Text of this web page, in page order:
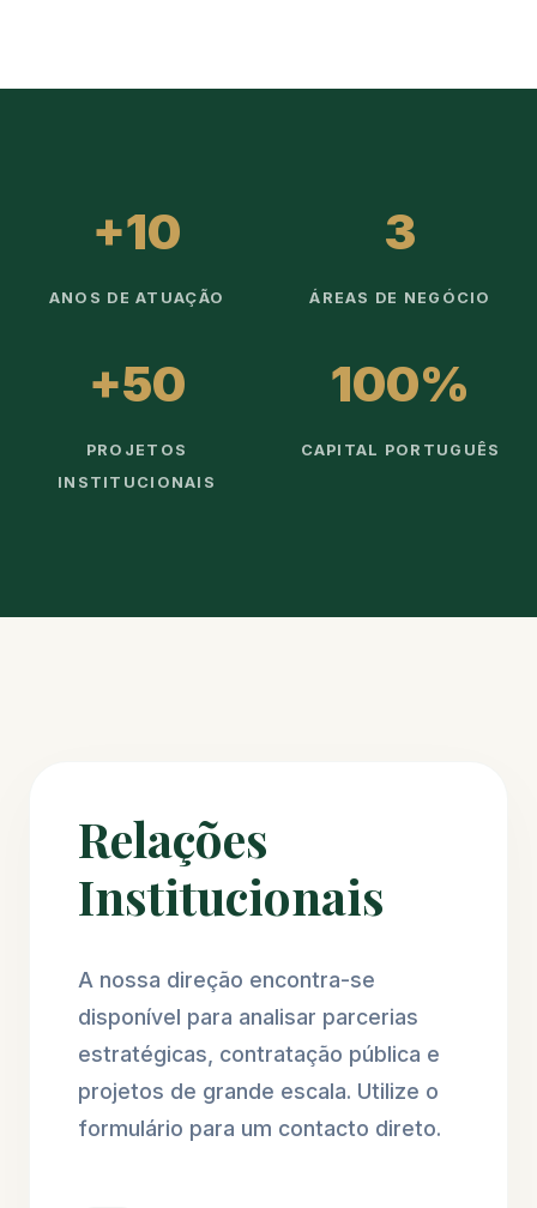
+10
ANOS DE ATUAÇÃO
3
ÁREAS DE NEGÓCIO
+50
PROJETOS
INSTITUCIONAIS
100%
CAPITAL PORTUGUÊS
Relações
Institucionais
A nossa direção encontra-se
disponível para analisar parcerias
estratégicas, contratação pública e
projetos de grande escala. Utilize o
formulário para um contacto direto.